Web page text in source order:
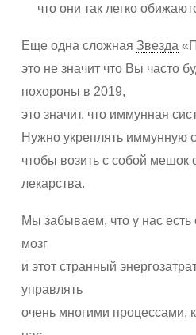
что они так легко
Еще одна сложная Звезда
это не значит что Вы часто
похороны в 2019,
это значит, что иммунная
Нужно укреплять иммунную
чтобы возить с собой мешок
лекарства.
Мы забываем, что у нас есть
мозг
и этот странный
управлять
очень многими процессами,